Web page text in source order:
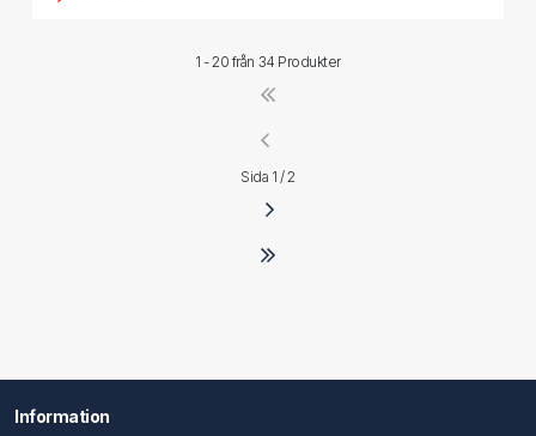
1 - 20 från 34 Produkter
Sida 1 / 2
Information